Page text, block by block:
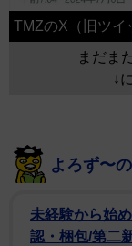
TMZのX（旧ツイ
まだま
↓
よろず〜
未経験から始
認・梱包/第二